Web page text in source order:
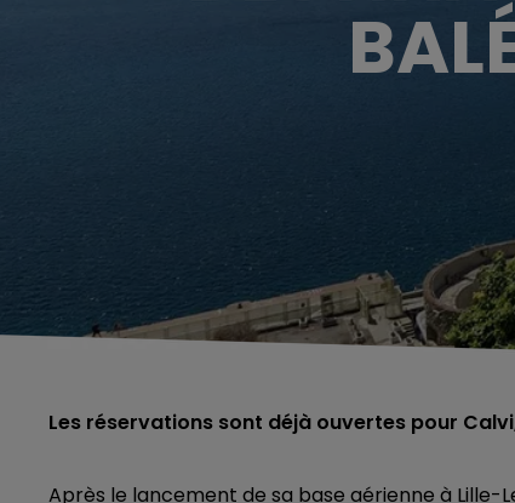
Les réservations sont déjà ouvertes pour
Après le lancement de sa base aérienne à Lille-